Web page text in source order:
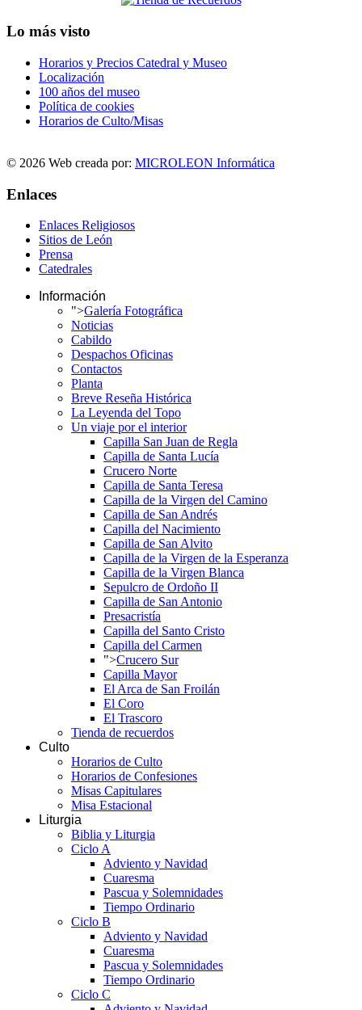
Lo más visto
Horarios y Precios Catedral y Museo
Localización
100 años del museo
Política de cookies
Horarios de Culto/Misas
© 2026 Web creada por: MICROLEON Informática
Enlaces
Enlaces Religiosos
Sitios de León
Prensa
Catedrales
Información
">Galería Fotográfica
Noticias
Cabildo
Despachos Oficinas
Contactos
Planta
Breve Reseña Histórica
La Leyenda del Topo
Un viaje por el interior
Capilla San Juan de Regla
Capilla de Santa Lucía
Crucero Norte
Capilla de Santa Teresa
Capilla de la Virgen del Camino
Capilla de San Andrés
Capilla del Nacimiento
Capilla de San Alvito
Capilla de la Virgen de la Esperanza
Capilla de la Virgen Blanca
Sepulcro de Ordoño II
Capilla de San Antonio
Presacristía
Capilla del Santo Cristo
Capilla del Carmen
">Crucero Sur
Capilla Mayor
El Arca de San Froilán
El Coro
El Trascoro
Tienda de recuerdos
Culto
Horarios de Culto
Horarios de Confesiones
Misas Capitulares
Misa Estacional
Liturgia
Biblia y Liturgia
Ciclo A
Adviento y Navidad
Cuaresma
Pascua y Solemnidades
Tiempo Ordinario
Ciclo B
Adviento y Navidad
Cuaresma
Pascua y Solemnidades
Tiempo Ordinario
Ciclo C